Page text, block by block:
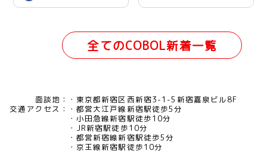
本橋（リモート併用）
全てのCOBOL新着一覧
面談地：
東京都新宿区西新宿3-1-5新宿嘉泉ビル8F
交通アクセス：
都営大江戸線新宿駅徒歩5分
小田急線新宿駅徒歩10分
JR新宿駅徒歩10分
都営新宿線新宿駅徒歩5分
京王線新宿駅徒歩10分